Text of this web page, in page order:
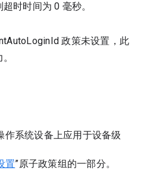
时时间为 0 毫秒。
政策未设置，此
作系统设备上应用于设备级
置”原子政策组的一部分。